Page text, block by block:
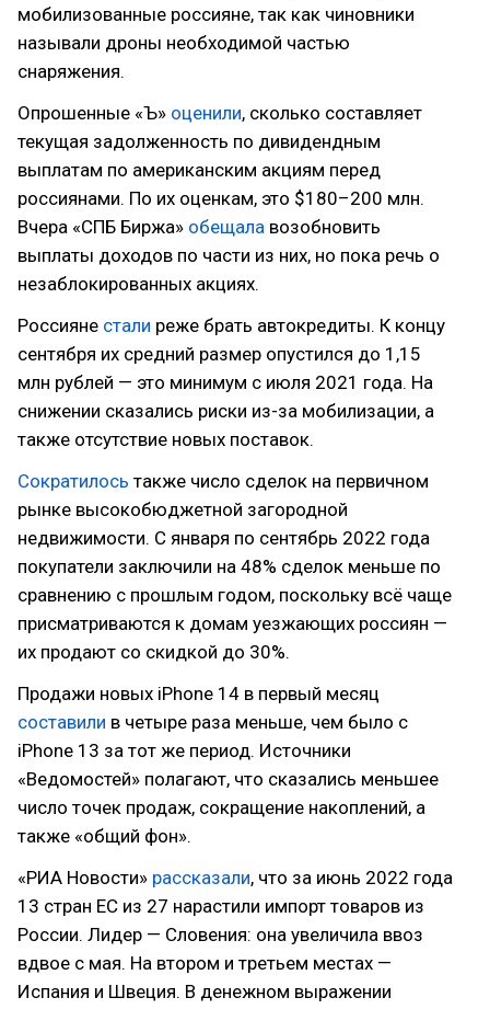
мобилизованные россияне, так как чиновники
называли дроны необходимой частью
снаряжения.
Опрошенные «Ъ» оценили, сколько составляет
текущая задолженность по дивидендным
выплатам по американским акциям перед
россиянами. По их оценкам, это $180–200 млн.
Вчера «СПБ Биржа» обещала возобновить
выплаты доходов по части из них, но пока речь о
незаблокированных акциях.
Россияне стали реже брать автокредиты. К концу
сентября их средний размер опустился до 1,15
млн рублей — это минимум с июля 2021 года. На
снижении сказались риски из-за мобилизации, а
также отсутствие новых поставок.
Сократилось также число сделок на первичном
рынке высокобюджетной загородной
недвижимости. С января по сентябрь 2022 года
покупатели заключили на 48% сделок меньше по
сравнению с прошлым годом, поскольку всё чаще
присматриваются к домам уезжающих россиян —
их продают со скидкой до 30%.
Продажи новых iPhone 14 в первый месяц
составили в четыре раза меньше, чем было с
iPhone 13 за тот же период. Источники
«Ведомостей» полагают, что сказались меньшее
число точек продаж, сокращение накоплений, а
также «общий фон».
«РИА Новости» рассказали, что за июнь 2022 года
13 стран ЕС из 27 нарастили импорт товаров из
России. Лидер — Словения: она увеличила ввоз
вдвое с мая. На втором и третьем местах —
Испания и Швеция. В денежном выражении